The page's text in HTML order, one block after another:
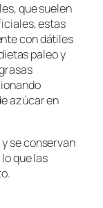
que suelen
estas
con dátiles
paleo y
azúcar en
se conservan
que las